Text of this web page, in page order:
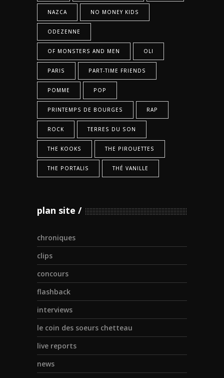
NAZCA NO MONEY KIDS
ODEZENNE
OF MONSTERS AND MEN OLI
PARIS PART-TIME FRIENDS
POMME POP
PRINTEMPS DE BOURGES RAP
ROCK TERRES DU SON
THE KOOKS THE PIROUETTES
THE PORTALIS THÉ VANILLE
plan site
chroniques
clips
concours
flashback
interviews
le coin des soeurs chetteau
live reports
news